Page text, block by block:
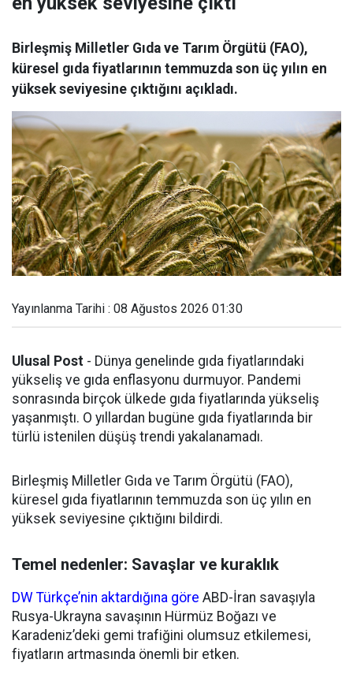
Birleşmiş Milletler Gıda ve Tarım Örgütü (FAO),
küresel gıda fiyatlarının temmuzda son üç yılın en
yüksek seviyesine çıktığını açıkladı.
Yayınlanma Tarihi : 08 Ağustos 2026 01:30
Ulusal Post - Dünya genelinde gıda fiyatlarındaki
yükseliş ve gıda enflasyonu durmuyor. Pandemi
sonrasında birçok ülkede gıda fiyatlarında yükseliş
yaşanmıştı. O yıllardan bugüne gıda fiyatlarında bir
türlü istenilen düşüş trendi yakalanamadı.
Birleşmiş Milletler Gıda ve Tarım Örgütü (FAO),
küresel gıda fiyatlarının temmuzda son üç yılın en
yüksek seviyesine çıktığını bildirdi.
Temel nedenler: Savaşlar ve kuraklık
DW Türkçe’nin aktardığına göre ABD-İran savaşıyla
Rusya-Ukrayna savaşının Hürmüz Boğazı ve
Karadeniz’deki gemi trafiğini olumsuz etkilemesi,
fiyatların artmasında önemli bir etken.